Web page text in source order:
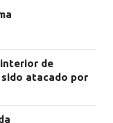
de
atacado por